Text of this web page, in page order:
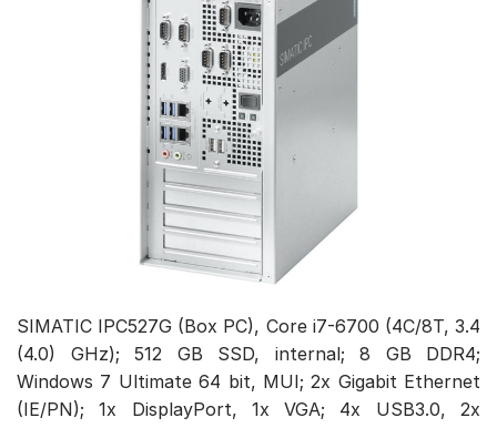
SIMATIC IPC527G (Box PC), Core i7-6700 (4C/8T, 3.4
(4.0) GHz); 512 GB SSD, internal; 8 GB DDR4;
Windows 7 Ultimate 64 bit, MUI; 2x Gigabit Ethernet
(IE/PN); 1x DisplayPort, 1x VGA; 4x USB3.0, 2x